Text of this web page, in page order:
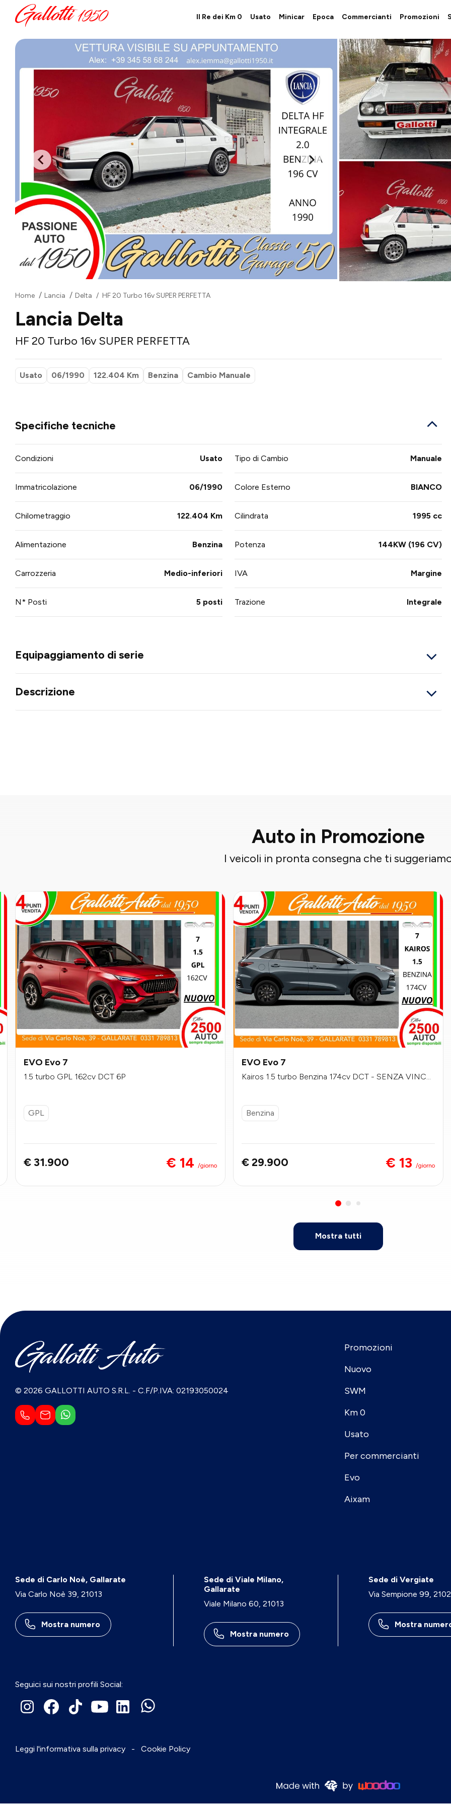
Il Re dei Km 0 Usato Minicar Epoca Commercianti Promozioni
Home Lancia Delta HF 20 Turbo 16v SUPER PERFETTA
Lancia Delta
HF 20 Turbo 16v SUPER PERFETTA
Usato 06/1990 122.404 Km Benzina Cambio Manuale
Specifiche tecniche
Condizioni Usato Tipo di Cambio Manuale
Immatricolazione 06/1990 Colore Esterno BIANCO
Chilometraggio 122.404 Km Cilindrata 1995 cc
Alimentazione Benzina Potenza 144KW (196 CV)
Carrozzeria Medio-inferiori IVA Margine
N* Posti 5 posti Trazione Integrale
Equipaggiamento di serie
Descrizione
Auto in Promozione
I veicoli in pronta consegna che ti
EVO Evo 7
1.5 turbo GPL 162cv DCT 6P
GPL
€ 31.900 € 14 /giorno
EVO Evo 7
Kairos 1.5 turbo Benzina 174cv DCT - SENZA VINCO
Benzina
€ 29.900 € 13 /giorno
Mostra tutti
© 2026 GALLOTTI AUTO S.R.L. - C.F/P.IVA: 02193050024
Promozioni
Nuovo
SWM
Km 0
Usato
Per commercianti
Evo
Aixam
Sede di Carlo Noè, Gallarate
Via Carlo Noè 39, 21013
Mostra numero
Sede di Viale Milano,
Gallarate
Viale Milano 60, 21013
Mostra numero
Sede di Vergiate
Via Sempione 99,
Mostra
Seguici sui nostri profili Social:
Leggi l'informativa sulla privacy - Cookie Policy